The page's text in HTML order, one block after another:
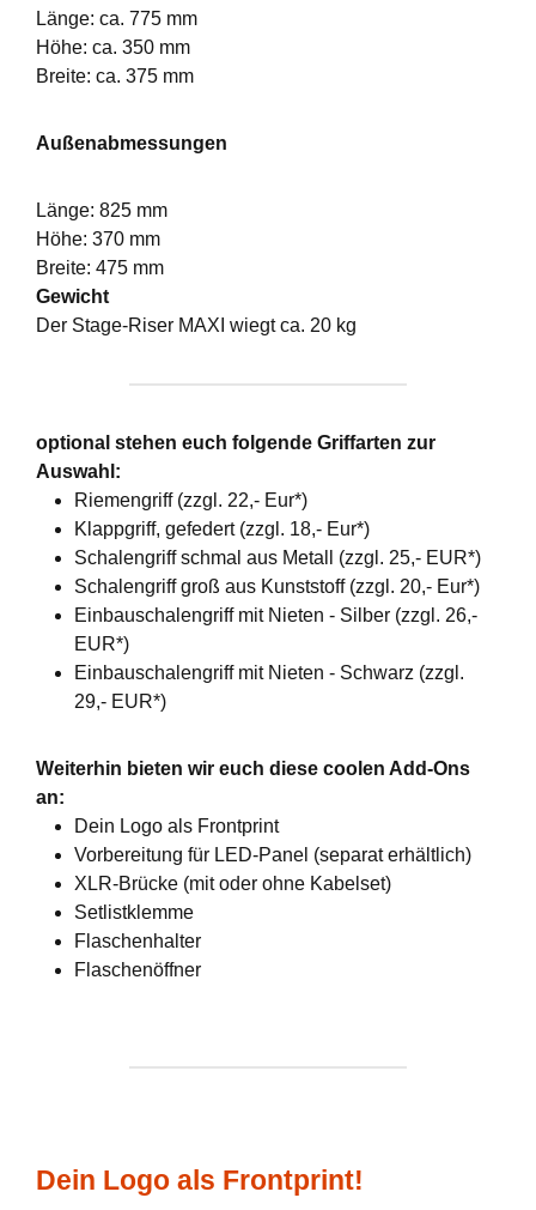
Länge: ca. 775 mm
Höhe: ca. 350 mm
Breite: ca. 375 mm
Außenabmessungen
Länge: 825 mm
Höhe: 370 mm
Breite: 475 mm
Gewicht
Der Stage-Riser MAXI wiegt ca. 20 kg
optional stehen euch folgende Griffarten zur
Auswahl:
Riemengriff (zzgl. 22,- Eur*)
Klappgriff, gefedert (zzgl. 18,- Eur*)
Schalengriff schmal aus Metall (zzgl. 25,- EUR*)
Schalengriff groß aus Kunststoff (zzgl. 20,- Eur*)
Einbauschalengriff mit Nieten - Silber (zzgl. 26,-
EUR*)
Einbauschalengriff mit Nieten - Schwarz (zzgl.
29,- EUR*)
Weiterhin bieten wir euch diese coolen Add-Ons
an:
Dein Logo als Frontprint
Vorbereitung für LED-Panel (separat erhältlich)
XLR-Brücke (mit oder ohne Kabelset)
Setlistklemme
Flaschenhalter
Flaschenöffner
Dein Logo als Frontprint!